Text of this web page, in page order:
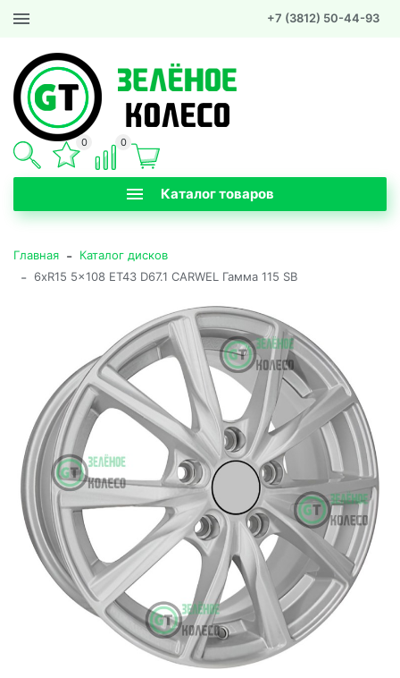
+7 (3812) 50-44-93
Каталог товаров
0 0
Главная - Каталог дисков
- 6xR15 5x108 ET43 D67.1 CARWEL Гамма 115 SB